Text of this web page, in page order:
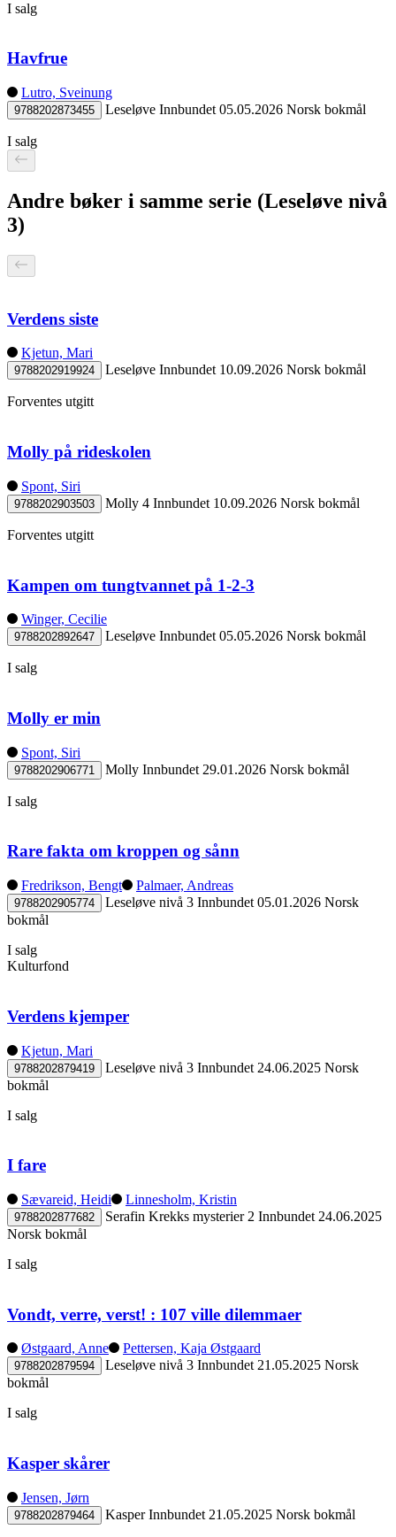
I salg
Havfrue
Lutro, Sveinung
9788202873455 Leseløve Innbundet 05.05.2026 Norsk bokmål
I salg
Andre bøker i samme serie (Leseløve nivå
3)
Verdens siste
Kjetun, Mari
9788202919924 Leseløve Innbundet 10.09.2026 Norsk bokmål
Forventes utgitt
Molly på rideskolen
Spont, Siri
9788202903503 Molly 4 Innbundet 10.09.2026 Norsk bokmål
Forventes utgitt
Kampen om tungtvannet på 1-2-3
Winger, Cecilie
9788202892647 Leseløve Innbundet 05.05.2026 Norsk bokmål
I salg
Molly er min
Spont, Siri
9788202906771 Molly Innbundet 29.01.2026 Norsk bokmål
I salg
Rare fakta om kroppen og sånn
Fredrikson, Bengt Palmaer, Andreas
9788202905774 Leseløve nivå 3 Innbundet 05.01.2026 Norsk
bokmål
I salg
Kulturfond
Verdens kjemper
Kjetun, Mari
9788202879419 Leseløve nivå 3 Innbundet 24.06.2025 Norsk
bokmål
I salg
I fare
Sævareid, Heidi Linnesholm, Kristin
9788202877682 Serafin Krekks mysterier 2 Innbundet 24.06.2025
Norsk bokmål
I salg
Vondt, verre, verst! : 107 ville dilemmaer
Østgaard, Anne Pettersen, Kaja Østgaard
9788202879594 Leseløve nivå 3 Innbundet 21.05.2025 Norsk
bokmål
I salg
Kasper skårer
Jensen, Jørn
9788202879464 Kasper Innbundet 21.05.2025 Norsk bokmål